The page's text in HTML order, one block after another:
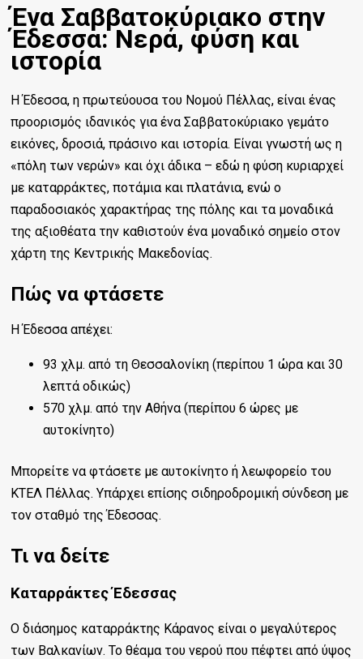
Ένα Σαββατοκύριακο στην
Έδεσσα: Νερά, φύση και
ιστορία
Η Έδεσσα, η πρωτεύουσα του Νομού Πέλλας, είναι ένας
προορισμός ιδανικός για ένα Σαββατοκύριακο γεμάτο
εικόνες, δροσιά, πράσινο και ιστορία. Είναι γνωστή ως η
«πόλη των νερών» και όχι άδικα – εδώ η φύση κυριαρχεί
με καταρράκτες, ποτάμια και πλατάνια, ενώ ο
παραδοσιακός χαρακτήρας της πόλης και τα μοναδικά
της αξιοθέατα την καθιστούν ένα μοναδικό σημείο στον
χάρτη της Κεντρικής Μακεδονίας.
Πώς να φτάσετε
Η Έδεσσα απέχει:
93 χλμ. από τη Θεσσαλονίκη (περίπου 1 ώρα και 30
λεπτά οδικώς)
570 χλμ. από την Αθήνα (περίπου 6 ώρες με
αυτοκίνητο)
Μπορείτε να φτάσετε με αυτοκίνητο ή λεωφορείο του
ΚΤΕΛ Πέλλας. Υπάρχει επίσης σιδηροδρομική σύνδεση με
τον σταθμό της Έδεσσας.
Τι να δείτε
Καταρράκτες Έδεσσας
Ο διάσημος καταρράκτης Κάρανος είναι ο μεγαλύτερος
των Βαλκανίων. Το θέαμα του νερού που πέφτει από ύψος